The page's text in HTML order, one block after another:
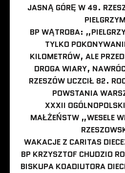
JASNĄ GÓRĘ W 49.
BP WĄTROBA:
TYLKO
KILOMETRÓW, ALE
DROGA WIARY,
RZESZÓW UCZCIŁ 82.
POWSTANIA
XXXII
MAŁŻEŃSTW „WESELE
WAKACJE Z CARITAS
BP KRZYSZTOF CHUDZIO
BISKUPA KOADIUTORA